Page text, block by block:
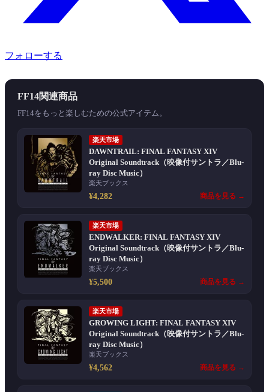
フォローする
FF14関連商品
FF14をもっと楽しむための公式アイテム。
楽天市場
DAWNTRAIL: FINAL FANTASY XIV
Original Soundtrack（映像付サントラ／Blu-
ray Disc Music）
楽天ブックス
¥4,282 商品を見る →
楽天市場
ENDWALKER: FINAL FANTASY XIV
Original Soundtrack（映像付サントラ／Blu-
ray Disc Music）
楽天ブックス
¥5,500 商品を見る →
楽天市場
GROWING LIGHT: FINAL FANTASY XIV
Original Soundtrack（映像付サントラ／Blu-
ray Disc Music）
楽天ブックス
¥4,562 商品を見る →